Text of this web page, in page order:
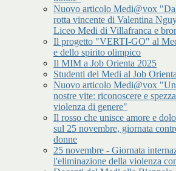
Nuovo articolo Medi@vox
rotta vincente di Valentina
Liceo Medi di Villafranca e
Il progetto "VERTI-GO" al
e dello spirito olimpico
Il MIM a Job Orienta 2025
Studenti del Medi al Job Orienta
Nuovo articolo Medi@vox
nostre vite: riconoscere e
violenza di genere"
Il rosso che unisce amore e
sul 25 novembre, giornata
donne
25 novembre - Giornata
l'eliminazione della violenza